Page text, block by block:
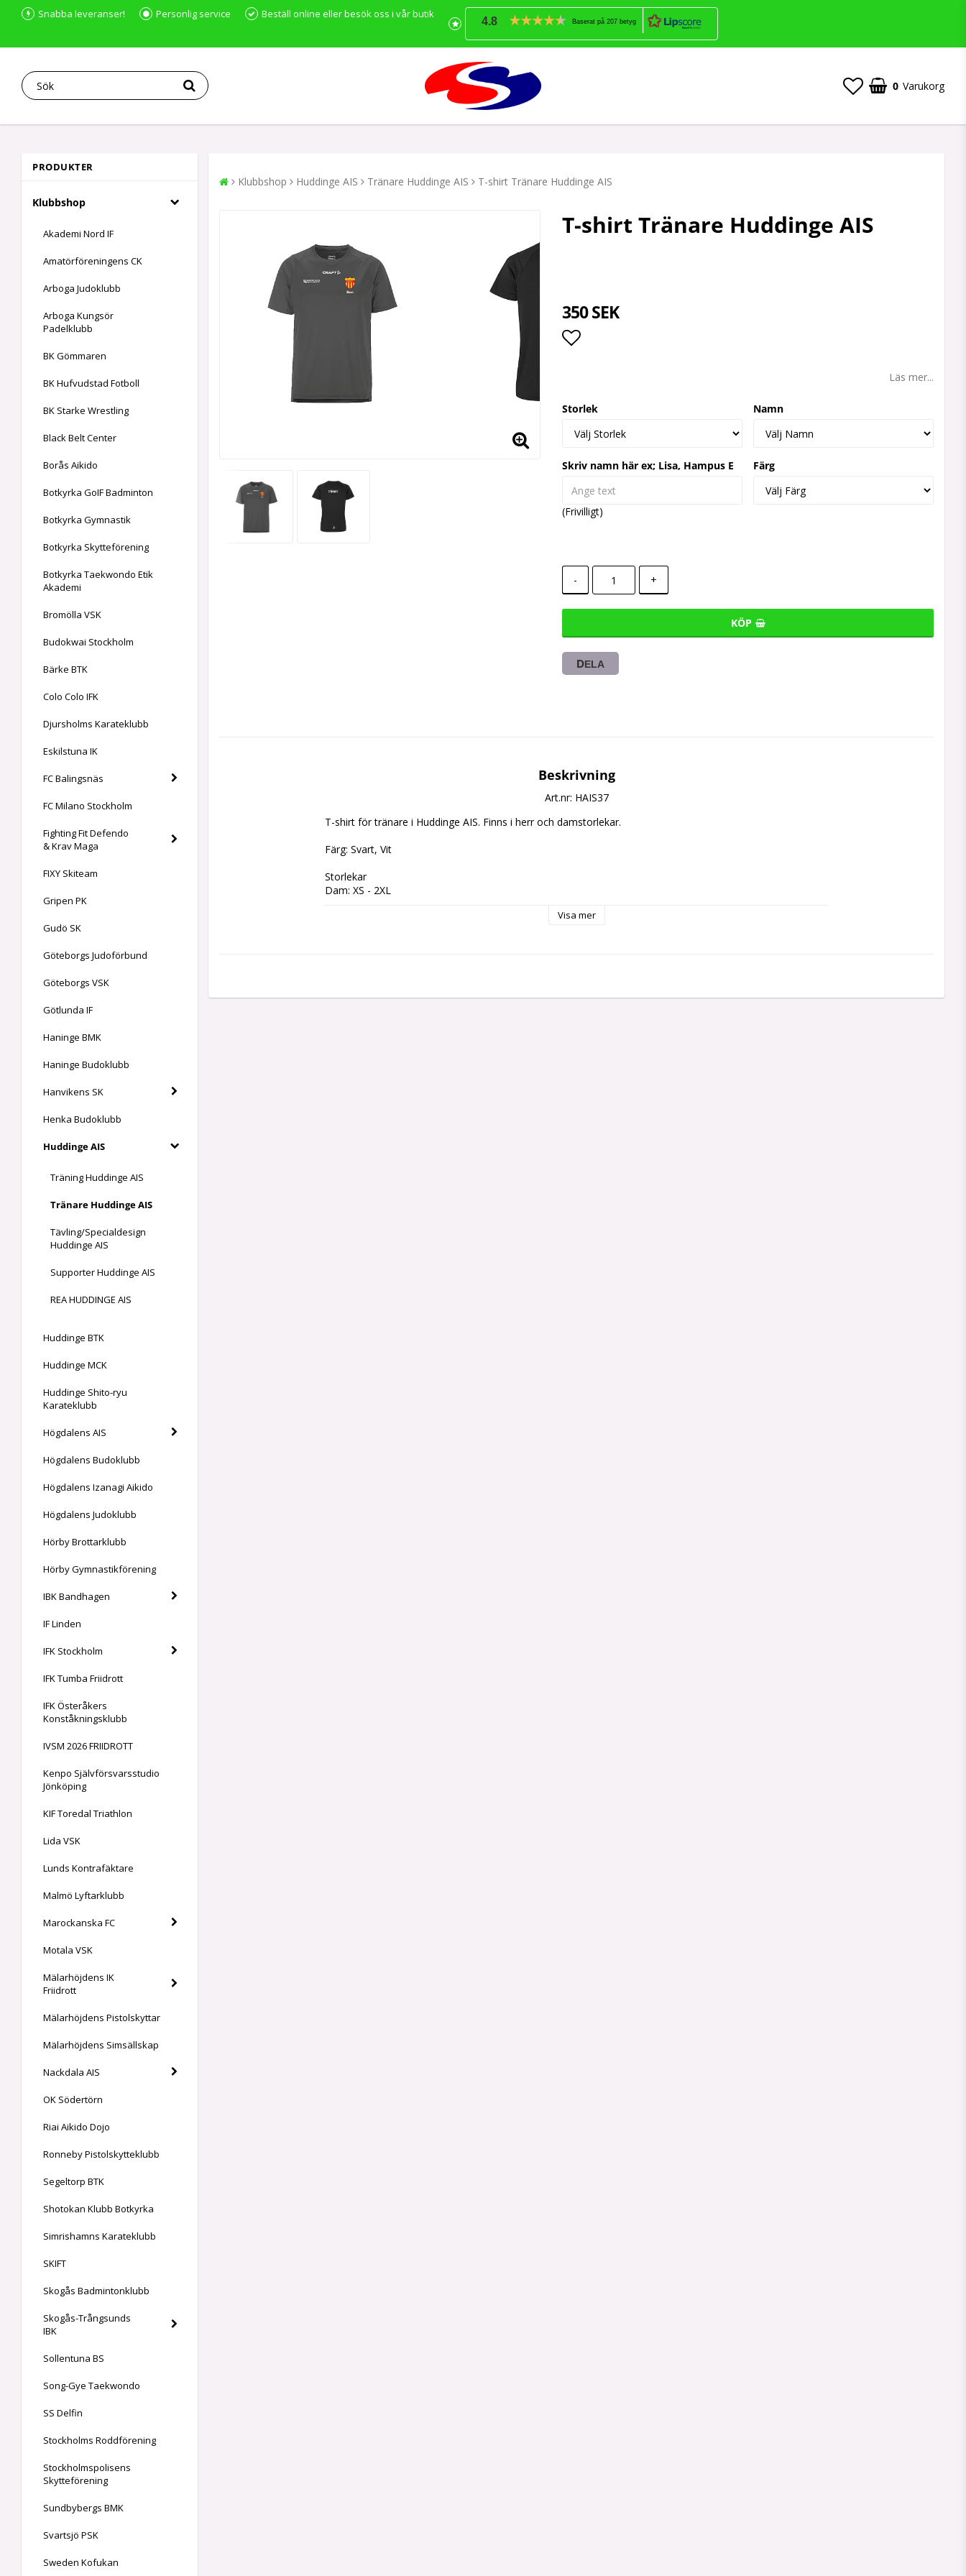
Snabba leveranser! Personlig service Beställ online eller besök oss i vår butik
4.8 Baserat på 207 betyg
0 Varukorg
PRODUKTER
Klubbshop
Akademi Nord IF
Amatörföreningens CK
Arboga Judoklubb
Arboga Kungsör
Padelklubb
BK Gömmaren
BK Hufvudstad Fotboll
BK Starke Wrestling
Black Belt Center
Borås Aikido
Botkyrka GoIF Badminton
Botkyrka Gymnastik
Botkyrka Skytteförening
Botkyrka Taekwondo Etik
Akademi
Bromölla VSK
Budokwai Stockholm
Bärke BTK
Colo Colo IFK
Djursholms Karateklubb
Eskilstuna IK
FC Balingsnäs
FC Milano Stockholm
Fighting Fit Defendo
& Krav Maga
FIXY Skiteam
Gripen PK
Gudö SK
Göteborgs Judoförbund
Göteborgs VSK
Götlunda IF
Haninge BMK
Haninge Budoklubb
Hanvikens SK
Henka Budoklubb
Huddinge AIS
Träning Huddinge AIS
Tränare Huddinge AIS
Tävling/Specialdesign
Huddinge AIS
Supporter Huddinge AIS
REA HUDDINGE AIS
Huddinge BTK
Huddinge MCK
Huddinge Shito-ryu
Karateklubb
Högdalens AIS
Högdalens Budoklubb
Högdalens Izanagi Aikido
Högdalens Judoklubb
Hörby Brottarklubb
Hörby Gymnastikförening
IBK Bandhagen
IF Linden
IFK Stockholm
IFK Tumba Friidrott
IFK Österåkers
Konståkningsklubb
IVSM 2026 FRIIDROTT
Kenpo Självförsvarsstudio
Jönköping
KIF Toredal Triathlon
Lida VSK
Lunds Kontrafäktare
Malmö Lyftarklubb
Marockanska FC
Motala VSK
Mälarhöjdens IK
Friidrott
Mälarhöjdens Pistolskyttar
Mälarhöjdens Simsällskap
Nackdala AIS
OK Södertörn
Riai Aikido Dojo
Ronneby Pistolskytteklubb
Segeltorp BTK
Shotokan Klubb Botkyrka
Simrishamns Karateklubb
SKIFT
Skogås Badmintonklubb
Skogås-Trångsunds
IBK
Sollentuna BS
Song-Gye Taekwondo
SS Delfin
Stockholms Roddförening
Stockholmspolisens
Skytteförening
Sundbybergs BMK
Svartsjö PSK
Sweden Kofukan
Klubbshop Huddinge AIS Tränare Huddinge AIS T-shirt Tränare Huddinge AIS
T-shirt Tränare Huddinge AIS
350 SEK
Läs mer...
Storlek Namn
Skriv namn här ex; Lisa, Hampus E
(Frivilligt)
Färg
- +
KÖP
DELA
Beskrivning
Art.nr: HAIS37
T-shirt för tränare i Huddinge AIS. Finns i herr och damstorlekar.
Färg: Svart, Vit
Storlekar
Dam: XS - 2XL
Visa mer